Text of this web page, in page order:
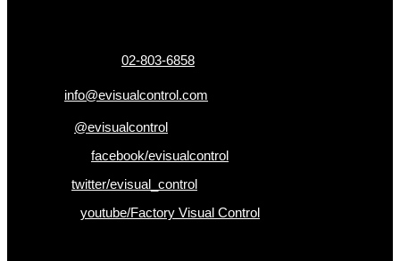
02-803-6858
info@evisualcontrol.com
@evisualcontrol
facebook/evisualcontrol
twitter/evisual_control
youtube/Factory Visual Control